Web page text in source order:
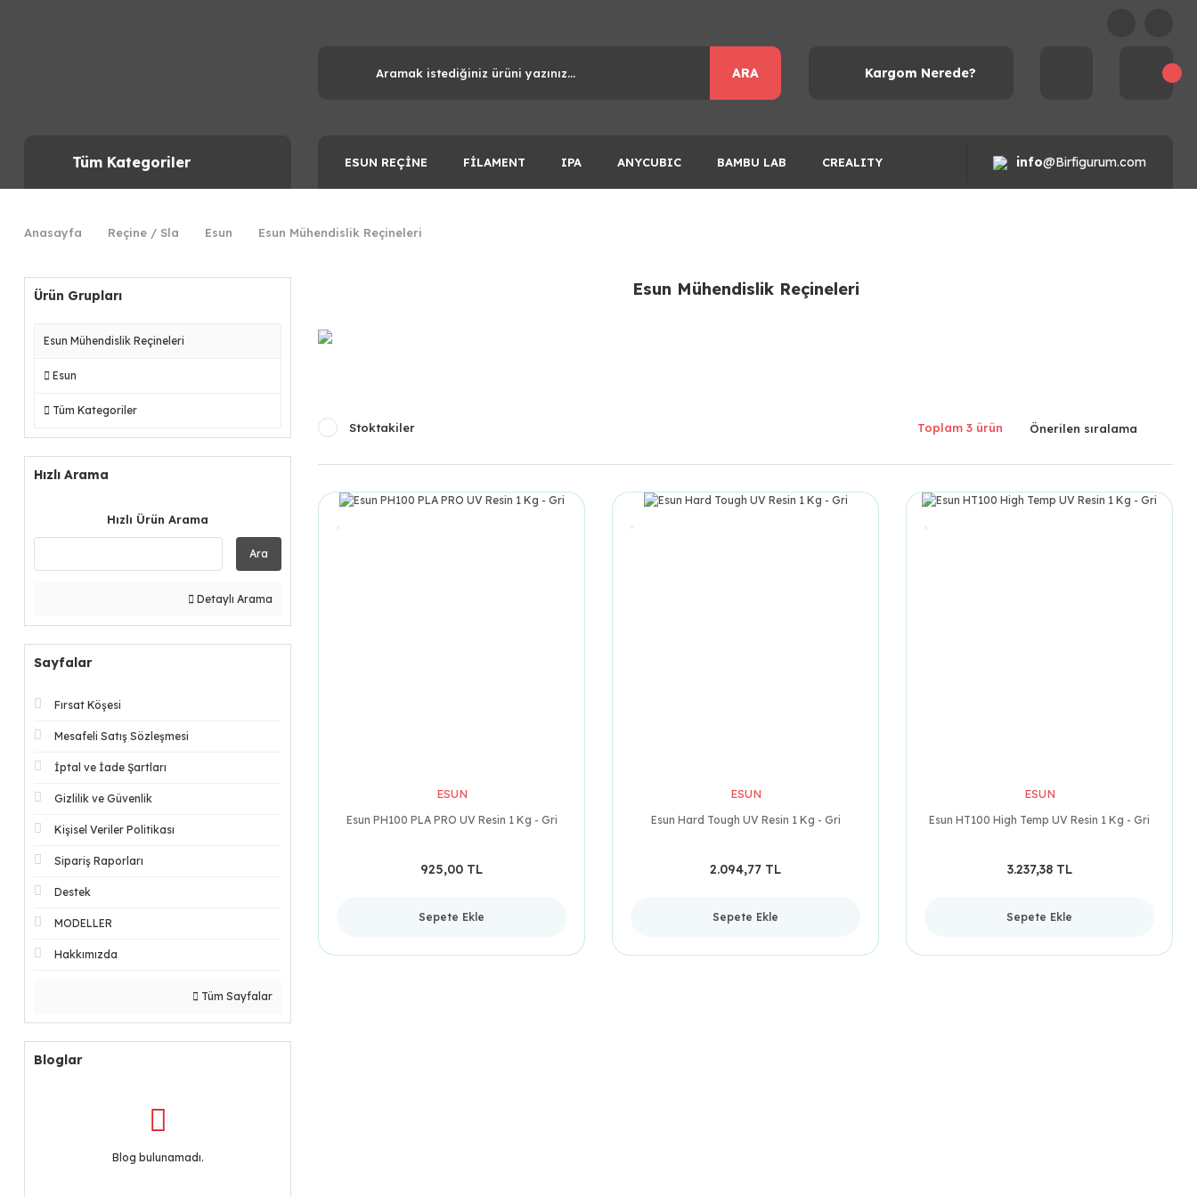
ARA Kargom Nerede?
Tüm Kategoriler ESUN REÇİNE FİLAMENT IPA ANYCUBIC BAMBU LAB CREALITY info@Birfigurum.com
Anasayfa Reçine / Sla Esun Esun Mühendislik Reçineleri
Ürün Grupları
Esun Mühendislik Reçineleri
Esun
Tüm Kategoriler
Hızlı Arama
Hızlı Ürün Arama
Ara
Detaylı Arama
Sayfalar
Fırsat Köşesi
Mesafeli Satış Sözleşmesi
İptal ve İade Şartları
Gizlilik ve Güvenlik
Kişisel Veriler Politikası
Sipariş Raporları
Destek
MODELLER
Hakkımızda
Tüm Sayfalar
Bloglar
Blog bulunamadı.
Esun Mühendislik Reçineleri
Stoktakiler Toplam 3 ürün
ESUN
Esun PH100 PLA PRO UV Resin 1 Kg - Gri
925,00 TL
Sepete Ekle
ESUN
Esun Hard Tough UV Resin 1 Kg - Gri
2.094,77 TL
Sepete Ekle
ESUN
Esun HT100 High Temp UV Resin 1 Kg - Gri
3.237,38 TL
Sepete Ekle